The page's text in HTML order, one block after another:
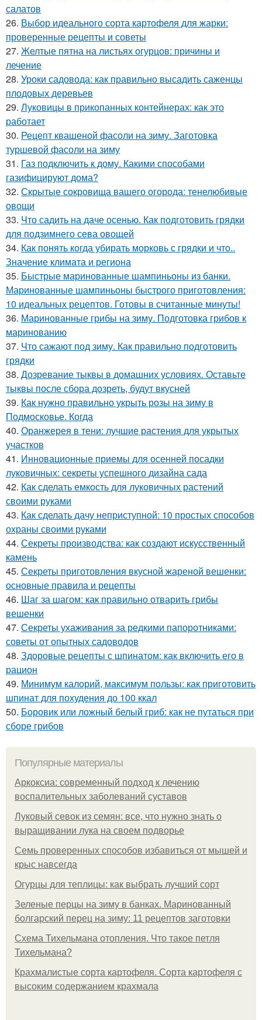
салатов
26. Выбор идеального сорта картофеля для жарки:
проверенные рецепты и советы
27. Желтые пятна на листьях огурцов: причины и
лечение
28. Уроки садовода: как правильно высадить саженцы
плодовых деревьев
29. Луковицы в прикопанных контейнерах: как это
работает
30. Рецепт квашеной фасоли на зиму. Заготовка
туршевой фасоли на зиму
31. Газ подключить к дому. Какими способами
газифицируют дома?
32. Скрытые сокровища вашего огорода: тенелюбивые
овощи
33. Что садить на даче осенью. Как подготовить грядки
для подзимнего сева овощей
34. Как понять когда убирать морковь с грядки и что..
Значение климата и региона
35. Быстрые маринованные шампиньоны из банки.
Маринованные шампиньоны быстрого приготовления:
10 идеальных рецептов. Готовы в считанные минуты!
36. Маринованные грибы на зиму. Подготовка грибов к
маринованию
37. Что сажают под зиму. Как правильно подготовить
грядки
38. Дозревание тыквы в домашних условиях. Оставьте
тыквы после сбора дозреть, будут вкусней
39. Как нужно правильно укрыть розы на зиму в
Подмосковье. Когда
40. Оранжерея в тени: лучшие растения для укрытых
участков
41. Инновационные приемы для осенней посадки
луковичных: секреты успешного дизайна сада
42. Как сделать емкость для луковичных растений
своими руками
43. Как сделать дачу неприступной: 10 простых способов
охраны своими руками
44. Секреты производства: как создают искусственный
камень
45. Секреты приготовления вкусной жареной вешенки:
основные правила и рецепты
46. Шаг за шагом: как правильно отварить грибы
вешенки
47. Секреты ухаживания за редкими папоротниками:
советы от опытных садоводов
48. Здоровые рецепты с шпинатом: как включить его в
рацион
49. Минимум калорий, максимум пользы: как приготовить
шпинат для похудения до 100 ккал
50. Боровик или ложный белый гриб: как не путаться при
сборе грибов
Популярные материалы
Аркоксиа: современный подход к лечению
воспалительных заболеваний суставов
Луковый севок из семян: все, что нужно знать о
выращивании лука на своем подворье
Семь проверенных способов избавиться от мышей и
крыс навсегда
Огурцы для теплицы: как выбрать лучший сорт
Зеленые перцы на зиму в банках. Маринованный
болгарский перец на зиму: 11 рецептов заготовки
Схема Тихельмана отопления. Что такое петля
Тихельмана?
Крахмалистые сорта картофеля. Сорта картофеля с
высоким содержанием крахмала